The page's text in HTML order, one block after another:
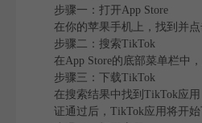
步骤一：打开App Store
在你的苹果手机上，找到并
步骤二：搜索TikTok
在App Store的底部菜单栏中
步骤三：下载TikTok
在搜索结果中找到TikTok应
证通过后，TikTok应用将开